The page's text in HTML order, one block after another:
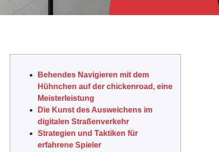
Behendes Navigieren mit dem
Hühnchen auf der chickenroad, eine
Meisterleistung
Die Kunst des Ausweichens im
digitalen Straßenverkehr
Strategien und Taktiken für
erfahrene Spieler